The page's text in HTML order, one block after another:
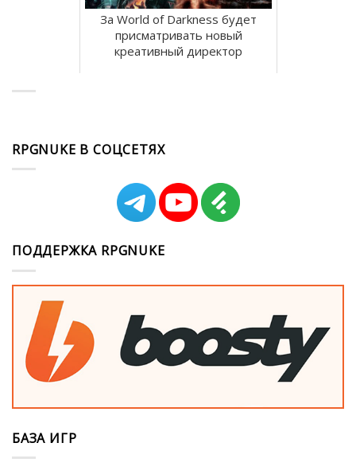
За World of Darkness будет
присматривать новый
креативный директор
RPGNUKE В СОЦСЕТЯХ
ПОДДЕРЖКА RPGNUKE
БАЗА ИГР